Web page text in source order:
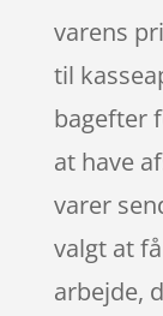
varens
til
bagefter
at have
varer
valgt at
arbejde,